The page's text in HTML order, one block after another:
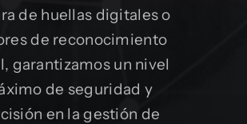
de huellas digitales o
de reconocimiento
garantizamos un nivel
de seguridad y
en la gestión de